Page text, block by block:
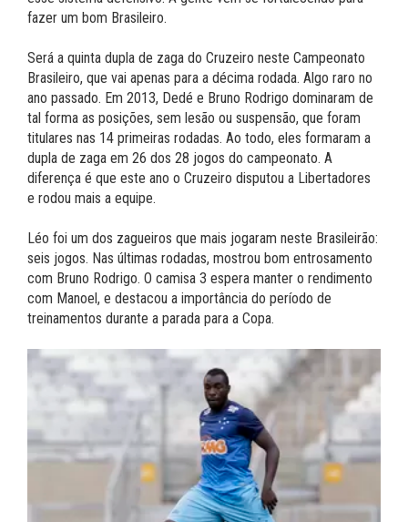
fazer um bom Brasileiro.
Será a quinta dupla de zaga do Cruzeiro neste Campeonato
Brasileiro, que vai apenas para a décima rodada. Algo raro no
ano passado. Em 2013, Dedé e Bruno Rodrigo dominaram de
tal forma as posições, sem lesão ou suspensão, que foram
titulares nas 14 primeiras rodadas. Ao todo, eles formaram a
dupla de zaga em 26 dos 28 jogos do campeonato. A
diferença é que este ano o Cruzeiro disputou a Libertadores
e rodou mais a equipe.
Léo foi um dos zagueiros que mais jogaram neste Brasileirão:
seis jogos. Nas últimas rodadas, mostrou bom entrosamento
com Bruno Rodrigo. O camisa 3 espera manter o rendimento
com Manoel, e destacou a importância do período de
treinamentos durante a parada para a Copa.